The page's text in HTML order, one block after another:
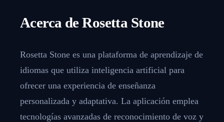
Acerca de Rosetta Stone
Rosetta Stone es una plataforma de aprendizaje de
idiomas que utiliza inteligencia artificial para
ofrecer una experiencia de enseñanza
personalizada y adaptativa. La aplicación emplea
tecnologías avanzadas de reconocimiento de voz y